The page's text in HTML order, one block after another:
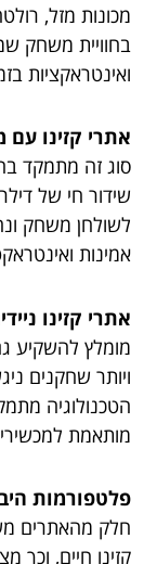
מכונות מזל,
בחוויית משחק
ואינטראקציות
אתרי קזינו עם
סוג זה מתמקד
שידור חי של
לשולחן משחק
אמינות
אתרי קזינו
מומלץ להשקיע
ויותר שחקנים
הטכנולוגיה
מותאמת
פלטפורמות
חלק מהאתרים
קזינו חיים, וכך